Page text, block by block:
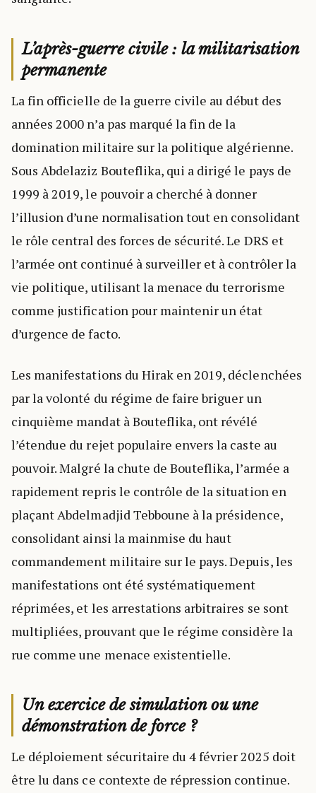
L’après-guerre civile : la militarisation
permanente
La fin officielle de la guerre civile au début des
années 2000 n’a pas marqué la fin de la
domination militaire sur la politique algérienne.
Sous Abdelaziz Bouteflika, qui a dirigé le pays de
1999 à 2019, le pouvoir a cherché à donner
l’illusion d’une normalisation tout en consolidant
le rôle central des forces de sécurité. Le DRS et
l’armée ont continué à surveiller et à contrôler la
vie politique, utilisant la menace du terrorisme
comme justification pour maintenir un état
d’urgence de facto.
Les manifestations du Hirak en 2019, déclenchées
par la volonté du régime de faire briguer un
cinquième mandat à Bouteflika, ont révélé
l’étendue du rejet populaire envers la caste au
pouvoir. Malgré la chute de Bouteflika, l’armée a
rapidement repris le contrôle de la situation en
plaçant Abdelmadjid Tebboune à la présidence,
consolidant ainsi la mainmise du haut
commandement militaire sur le pays. Depuis, les
manifestations ont été systématiquement
réprimées, et les arrestations arbitraires se sont
multipliées, prouvant que le régime considère la
rue comme une menace existentielle.
Un exercice de simulation ou une
démonstration de force ?
Le déploiement sécuritaire du 4 février 2025 doit
être lu dans ce contexte de répression continue.